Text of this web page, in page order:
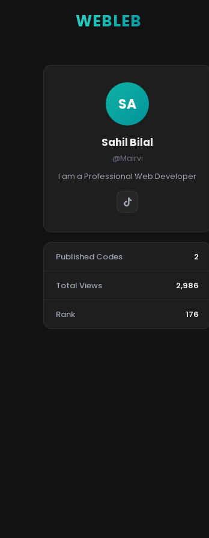
WEBLEB
SA
Sahil Bilal
@Mairvi
I am a Professional Web Developer
Published Codes 2
Total Views 2,986
Rank 176